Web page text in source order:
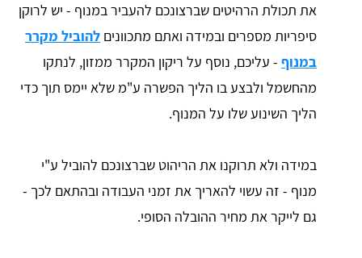
את תכולת הרהיטים שברצונכם להעביר במנוף - יש לרוקן
סיפריות מספרים ובמידה ואתם מתכוונים להוביל מקרר
במנוף - עליכם, נוסף על ריקון המקרר ממזון, לנתקו
מהחשמל ולבצע בו הליך הפשרה ע"מ שלא יימס תוך כדי
הליך השינוע שלו על המנוף.
במידה ולא תרוקנו את הריהוט שברצונכם להוביל ע"י
מנוף - זה עשוי להאריך את זמני העבודה ובהתאם לכך -
גם לייקר את מחיר ההובלה הסופי.